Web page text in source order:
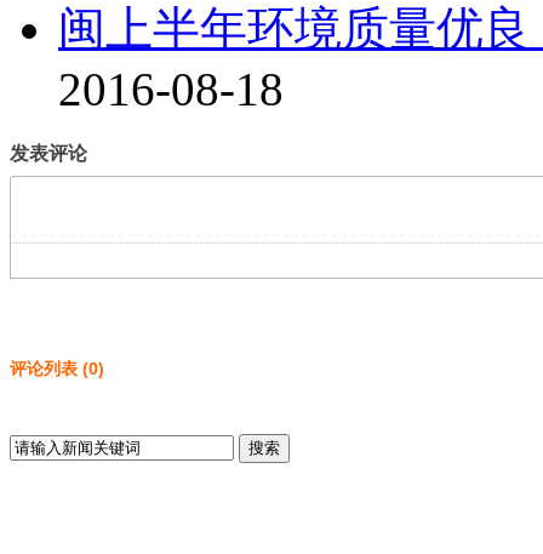
闽上半年环境质量优
2016-08-18
发表评论
评论列表 (0)